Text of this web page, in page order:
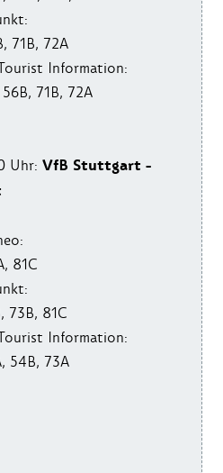
71B, 72A
Information:
71B, 72A
Uhr: VfB Stuttgart -
81C
Punkt:
73B, 81C
Information:
54B, 73A